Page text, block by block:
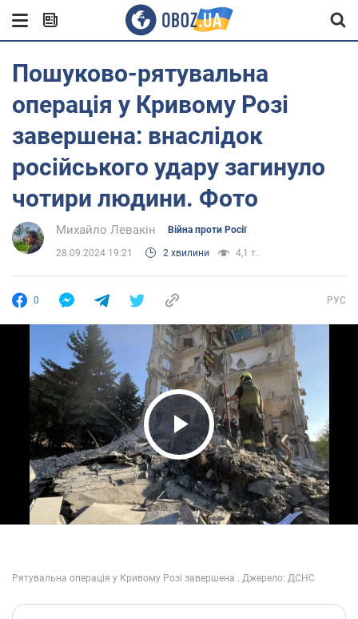
Пошуково-рятувальна
операція у Кривому Розі
завершена: внаслідок
російського удару загинуло
чотири людини. Фото
Михайло Левакін Війна проти Росії
28.09.2024 19:21 2 хвилини 4,1 т.
0 РУС
Play Video